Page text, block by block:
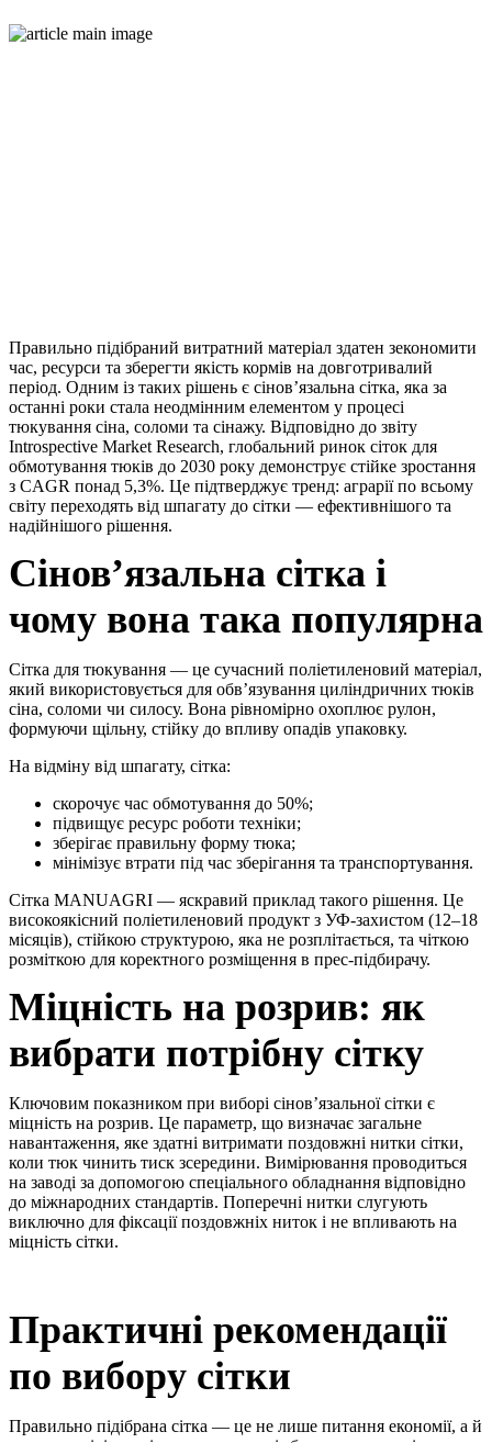
Правильно підібраний витратний матеріал здатен зекономити
час, ресурси та зберегти якість кормів на довготривалий
період. Одним із таких рішень є сінов’язальна сітка, яка за
останні роки стала неодмінним елементом у процесі
тюкування сіна, соломи та сінажу. Відповідно до звіту
Introspective Market Research, глобальний ринок сіток для
обмотування тюків до 2030 року демонструє стійке зростання
з CAGR понад 5,3%. Це підтверджує тренд: аграрії по всьому
світу переходять від шпагату до сітки — ефективнішого та
надійнішого рішення.
Сінов’язальна сітка і
чому вона така популярна
Сітка для тюкування — це сучасний поліетиленовий матеріал,
який використовується для обв’язування циліндричних тюків
сіна, соломи чи силосу. Вона рівномірно охоплює рулон,
формуючи щільну, стійку до впливу опадів упаковку.
На відміну від шпагату, сітка:
скорочує час обмотування до 50%;
підвищує ресурс роботи техніки;
зберігає правильну форму тюка;
мінімізує втрати під час зберігання та транспортування.
Сітка MANUAGRI — яскравий приклад такого рішення. Це
високоякісний поліетиленовий продукт з УФ-захистом (12–18
місяців), стійкою структурою, яка не розплітається, та чіткою
розміткою для коректного розміщення в прес-підбирачу.
Міцність на розрив: як
вибрати потрібну сітку
Ключовим показником при виборі сінов’язальної сітки є
міцність на розрив. Це параметр, що визначає загальне
навантаження, яке здатні витримати поздовжні нитки сітки,
коли тюк чинить тиск зсередини. Вимірювання проводиться
на заводі за допомогою спеціального обладнання відповідно
до міжнародних стандартів. Поперечні нитки слугують
виключно для фіксації поздовжніх ниток і не впливають на
міцність сітки.
Практичні рекомендації
по вибору сітки
Правильно підібрана сітка — це не лише питання економії, а й